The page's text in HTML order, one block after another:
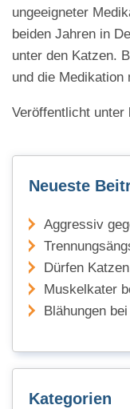
ungeeigneter
beiden Jahren in
unter den Katzen.
und die Medikation
Veröffentlicht unter
Neueste
Aggressiv
Dürfen
Muskelkater
Blähungen
Kategorien